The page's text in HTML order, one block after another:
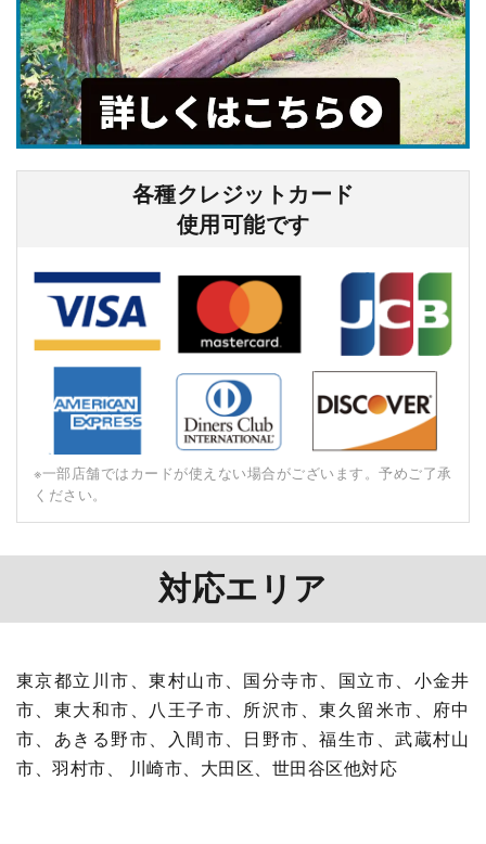
各種クレジットカード
使⽤可能です
※⼀部店舗ではカードが使えない場合がございます。予めご了承
ください。
対応エリア
東京都立川市、東村山市、国分寺市、国立市、小金井
市、東大和市、八王子市、所沢市、東久留米市、府中
市、あきる野市、入間市、日野市、福生市、武蔵村山
市、羽村市、 川崎市、大田区、世田谷区他対応